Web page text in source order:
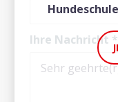
Ihre Nachricht *